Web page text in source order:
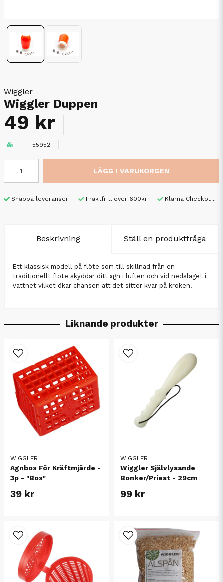
Wiggler
Wiggler Duppen
49 kr
55952
LÄGG I VARUKORGEN
Snabba leveranser Fraktfritt över 600kr Klarna Checkout
Beskrivning Ställ en produktfråga
Ett klassisk modell på flöte som till skillnad från en
traditionellt flöte skyddar ditt agn i luften och vid nedslaget i
vattnet vilket ökar chansen att det sitter kvar på kroken.
Liknande produkter
WIGGLER
Agnbox För Kräftmjärde -
3p - "Box"
39 kr
WIGGLER
Wiggler Självlysande
Bonker/Priest - 29cm
99 kr